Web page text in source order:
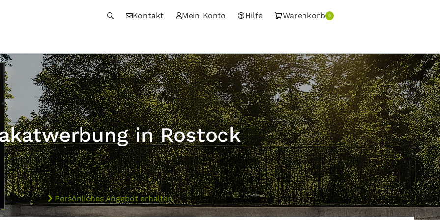
Kontakt Mein Konto Hilfe Warenkorb 0
in Rostock
Persönliches Angebot erhalten